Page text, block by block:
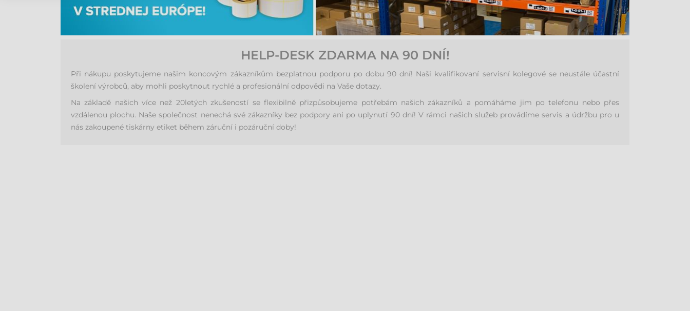
HELP-DESK ZDARMA NA 90 DNÍ!
Při nákupu poskytujeme našim koncovým zákazníkům bezplatnou podporu po dobu 90 dní! Naši kvalifikovaní servisní kolegové se neustále účastní
školení výrobců, aby mohli poskytnout rychlé a profesionální odpovědi na Vaše dotazy.
Na základě našich více než 20letých zkušeností se flexibilně přizpůsobujeme potřebám našich zákazníků a pomáháme jim po telefonu nebo přes
vzdálenou plochu. Naše společnost nenechá své zákazníky bez podpory ani po uplynutí 90 dní! V rámci našich služeb provádíme servis a údržbu pro u
nás zakoupené tiskárny etiket během záruční i pozáruční doby!